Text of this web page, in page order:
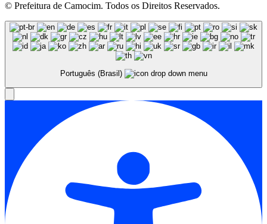
© Prefeitura de Camocim. Todos os Direitos Reservados.
Português (Brasil)